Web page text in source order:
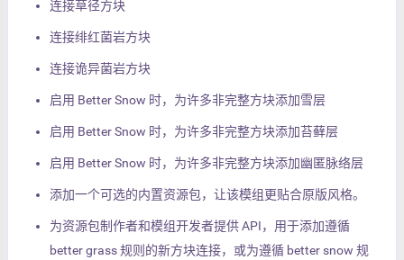
连接草径方块
连接绯红菌岩方块
连接诡异菌岩方块
启用 Better Snow 时，为许多非完整方块添加雪层
启用 Better Snow 时，为许多非完整方块添加苔藓层
启用 Better Snow 时，为许多非完整方块添加幽匿脉络层
添加一个可选的内置资源包，让该模组更贴合原版风格。
为资源包制作者和模组开发者提供 API，用于添加遵循
better grass 规则的新方块连接，或为遵循 better snow 规